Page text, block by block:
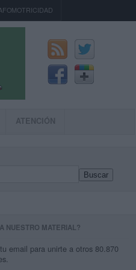
ATENCIÓN
Buscar
NUESTRO MATERIAL?
email para unirte a otros 80.870